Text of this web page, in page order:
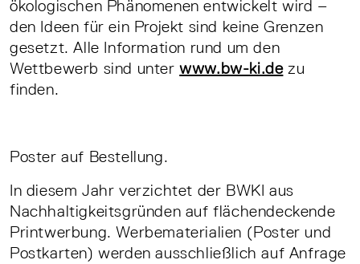
ökologischen Phänomenen entwickelt wird –
den Ideen für ein Projekt sind keine Grenzen
gesetzt. Alle Information rund um den
Wettbewerb sind unterwww.bw-ki.dezu
finden.
Poster auf Bestellung.
In diesem Jahr verzichtet der BWKI aus
Nachhaltigkeitsgründen auf flächendeckende
Printwerbung. Werbematerialien (Poster und
Postkarten) werden ausschließlich auf Anfrage